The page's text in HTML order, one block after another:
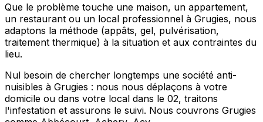
Que le problème touche une maison, un appartement,
un restaurant ou un local professionnel à Grugies, nous
adaptons la méthode (appâts, gel, pulvérisation,
traitement thermique) à la situation et aux contraintes du
lieu.
Nul besoin de chercher longtemps une société anti-
nuisibles à Grugies : nous nous déplaçons à votre
domicile ou dans votre local dans le 02, traitons
l'infestation et assurons le suivi. Nous couvrons Grugies